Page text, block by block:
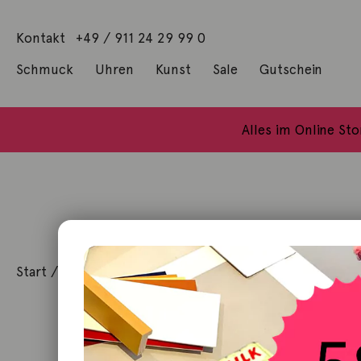
Kontakt +49 / 911 24 29 99 0
Schmuck Uhren Kunst Sale Gutschein
Alles im Online
Start / Schmuck /Halsschmuck/ Kette Siviglia